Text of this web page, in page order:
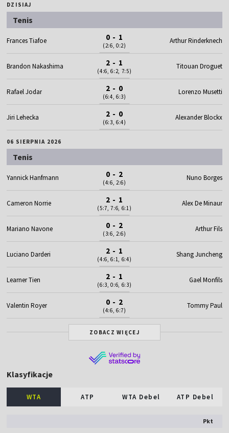
DZISIAJ
Tenis
Frances Tiafoe 0 - 1
(2:6, 0:2)
Arthur Rinderknech
Brandon Nakashima 2 - 1
(4:6, 6:2, 7:5)
Titouan Droguet
Rafael Jodar 2 - 0
(6:4, 6:3)
Lorenzo Musetti
Jiri Lehecka 2 - 0
(6:3, 6:4)
Alexander Blockx
06 SIERPNIA 2026
Tenis
Yannick Hanfmann 0 - 2
(4:6, 2:6)
Nuno Borges
Cameron Norrie 2 - 1
(5:7, 7:6, 6:1)
Alex De Minaur
Mariano Navone 0 - 2
(3:6, 2:6)
Arthur Fils
Luciano Darderi 2 - 1
(4:6, 6:1, 6:4)
Shang Juncheng
Learner Tien 2 - 1
(6:3, 0:6, 6:3)
Gael Monfils
Valentin Royer 0 - 2
(4:6, 6:7)
Tommy Paul
ZOBACZ WIĘCEJ
Klasyfikacje
WTA ATP WTA Debel ATP Debel
Pkt